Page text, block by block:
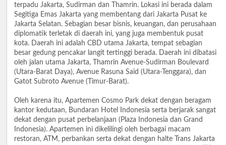
terpadu Jakarta, Sudirman dan Thamrin. Lokasi ini berada dalam
Segitiga Emas Jakarta yang membentang dari Jakarta Pusat ke
Jakarta Selatan. Sebagian besar bisnis, keuangan, dan perusahaan
diplomatik terletak di daerah ini, yang juga membentuk pusat
kota. Daerah ini adalah CBD utama Jakarta, tempat sebagian
besar gedung pencakar langit tertinggi berada. Daerah ini dibatasi
oleh jalan utama Jakarta, Thamrin Avenue-Sudirman Boulevard
(Utara-Barat Daya), Avenue Rasuna Said (Utara-Tenggara), dan
Gatot Subroto Avenue (Timur-Barat).
Oleh karena itu, Apartemen Cosmo Park dekat dengan beragam
kantor kedutaan, Bundaran Hotel Indonesia serta berjarak sangat
dekat dengan pusat perbelanjaan (Plaza Indonesia dan Grand
Indonesia). Apartemen ini dikelilingi oleh berbagai macam
restoran, ATM, perbankan serta dekat dengan halte Trans Jakarta